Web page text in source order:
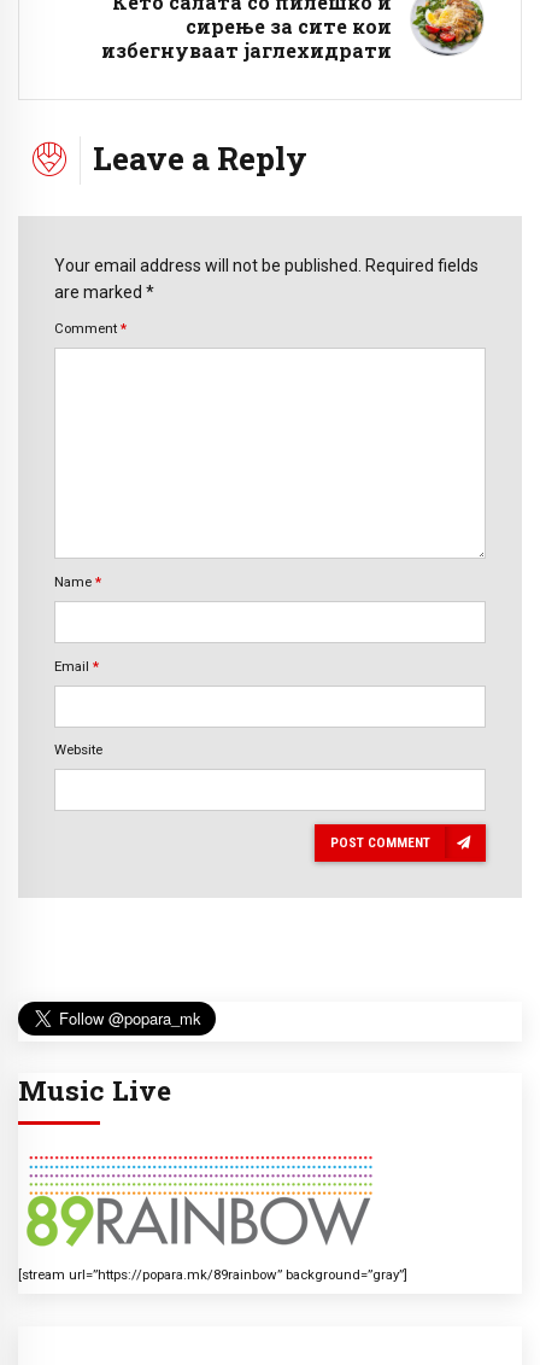
сирење за сите кои
избегнуваат јаглехидрати
Leave a Reply
Your email address will not be published. Required fields
are marked *
Comment *
Name *
Email *
Website
POST COMMENT
Music Live
[stream url=”https://popara.mk/89rainbow” background=”gray”]